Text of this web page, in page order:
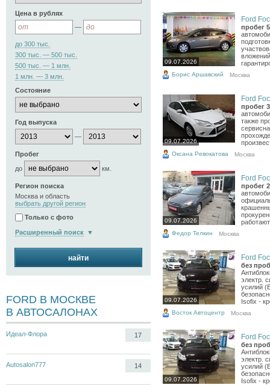
Цена в рублях
—
до 300 тыс.
300 тыс. — 500 тыс.
500 тыс. — 1 млн.
1 млн. — 3 млн.
Состояние
Год выпуска
—
Пробег
до
км.
Регион поиска
Москва и область
выбрать другой регион
Только с фото
Расширенный поиск
найти
FORD В МОСКВЕ
В АВТОСАЛОНАХ
Идеал-Флора 17
Autosalon777 14
09.07.2026
Ford
пробег
Борис Аршавский Москва
09.07.2026
Ford
пробег
также
Оксана Ревокатова Москва
09.07.2026
Ford
пробег
Федор Телкин Москва
09.07.2026
Ford
без
электр.
усилий
Isofix -
Восток Автоцентр Москва
09.07.2026
Ford
без
электр.
усилий
Isofix -